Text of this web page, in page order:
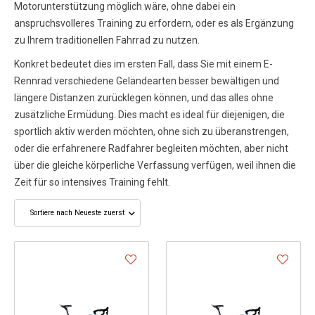
Motorunterstützung möglich wäre, ohne dabei ein
anspruchsvolleres Training zu erfordern, oder es als Ergänzung
zu Ihrem traditionellen Fahrrad zu nutzen.
Konkret bedeutet dies im ersten Fall, dass Sie mit einem E-
Rennrad verschiedene Geländearten besser bewältigen und
längere Distanzen zurücklegen können, und das alles ohne
zusätzliche Ermüdung. Dies macht es ideal für diejenigen, die
sportlich aktiv werden möchten, ohne sich zu überanstrengen,
oder die erfahrenere Radfahrer begleiten möchten, aber nicht
über die gleiche körperliche Verfassung verfügen, weil ihnen die
Zeit für so intensives Training fehlt.